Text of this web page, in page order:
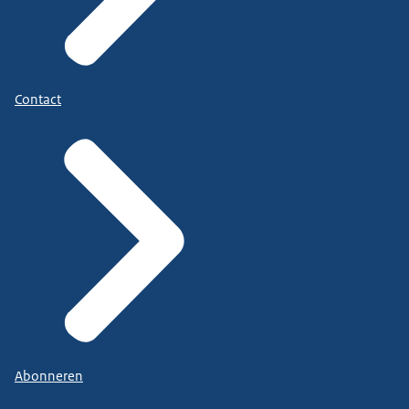
Contact
Abonneren